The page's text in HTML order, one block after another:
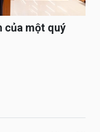
của một quý